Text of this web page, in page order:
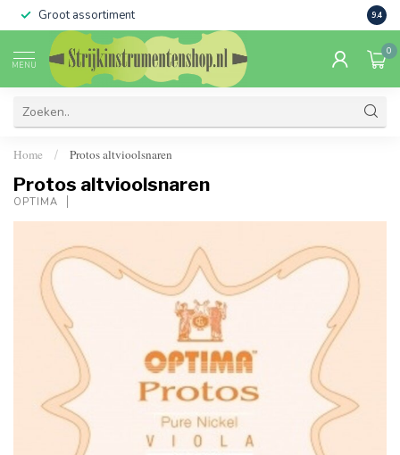
Groot assortiment 9.4
MENU
0
Home / Protos altvioolsnaren
Protos altvioolsnaren
OPTIMA